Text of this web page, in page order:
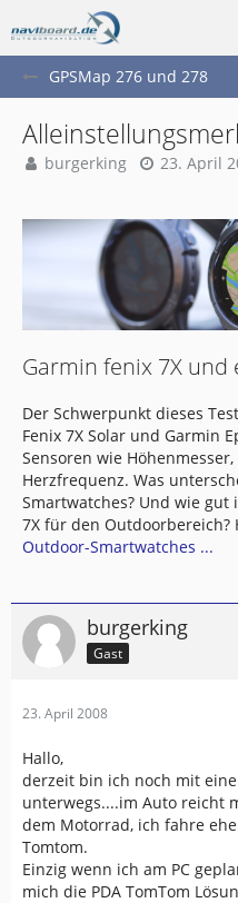
GPSMap 276 und 278
burgerking 23. April
Garmin fenix 7X und
Der Schwerpunkt dieses
Fenix 7X Solar und Garmin
Sensoren wie
Herzfrequenz. Was
Smartwatches? Und wie
7X für den Outdoorbereich?
Outdoor-Smartwatches ...
burgerking
Gast
23. April 2008
Hallo,
derzeit bin ich noch mit
unterwegs....im Auto reicht
dem Motorrad, ich fahre
Tomtom.
Einzig wenn ich am PC
mich die PDA TomTom